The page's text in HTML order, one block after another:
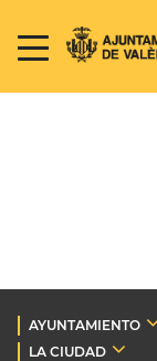
AYUNTAMIENTO
LA CIUDAD